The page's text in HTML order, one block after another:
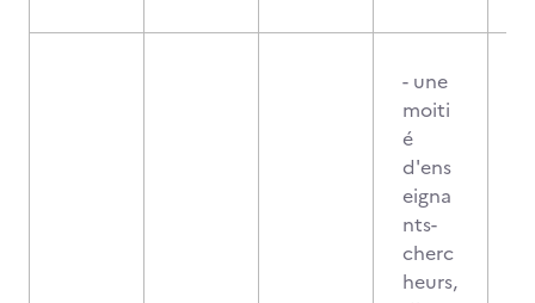
- une
moiti
é
d'ens
eigna
nts-
cherc
heurs,